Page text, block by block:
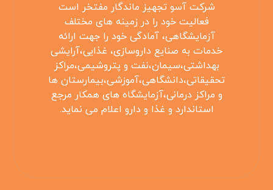
شرکت آسو تجهیز ماندگار مفتخر است
فعالیت خود را در زمینه های مختلف
آزمایشگاهی، آمادگی خود را جهت ارائه
خدمات به صنایع داروسازی، غذایی،آرایشی
بهداشتی،سیمان،نفت و پتروشیمی،مراکز
تحقیقاتی،دانشگاهی،آموزشی،بیمارستان ها
و مراکز درمانی،آزمایشگاه های همکار مرجع
استاندارد و غذا و دارو اعلام می نماید.